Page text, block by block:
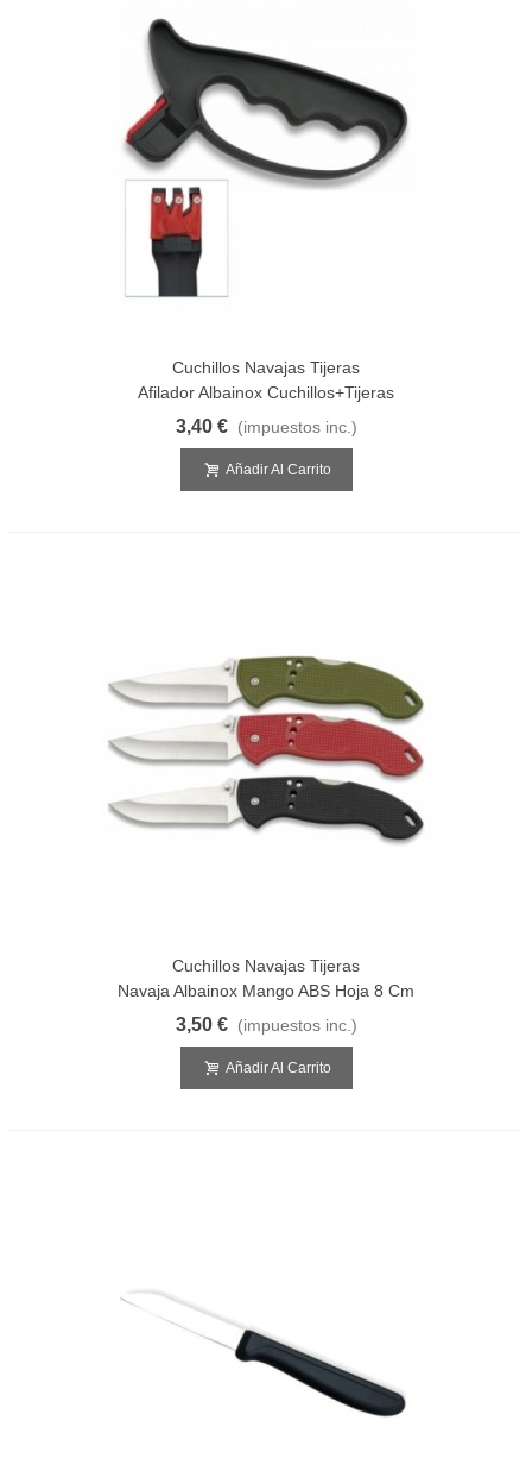
Cuchillos Navajas Tijeras
Afilador Albainox Cuchillos+Tijeras
3,40 € (impuestos inc.)
Añadir Al Carrito
Cuchillos Navajas Tijeras
Navaja Albainox Mango ABS Hoja 8 Cm
3,50 € (impuestos inc.)
Añadir Al Carrito